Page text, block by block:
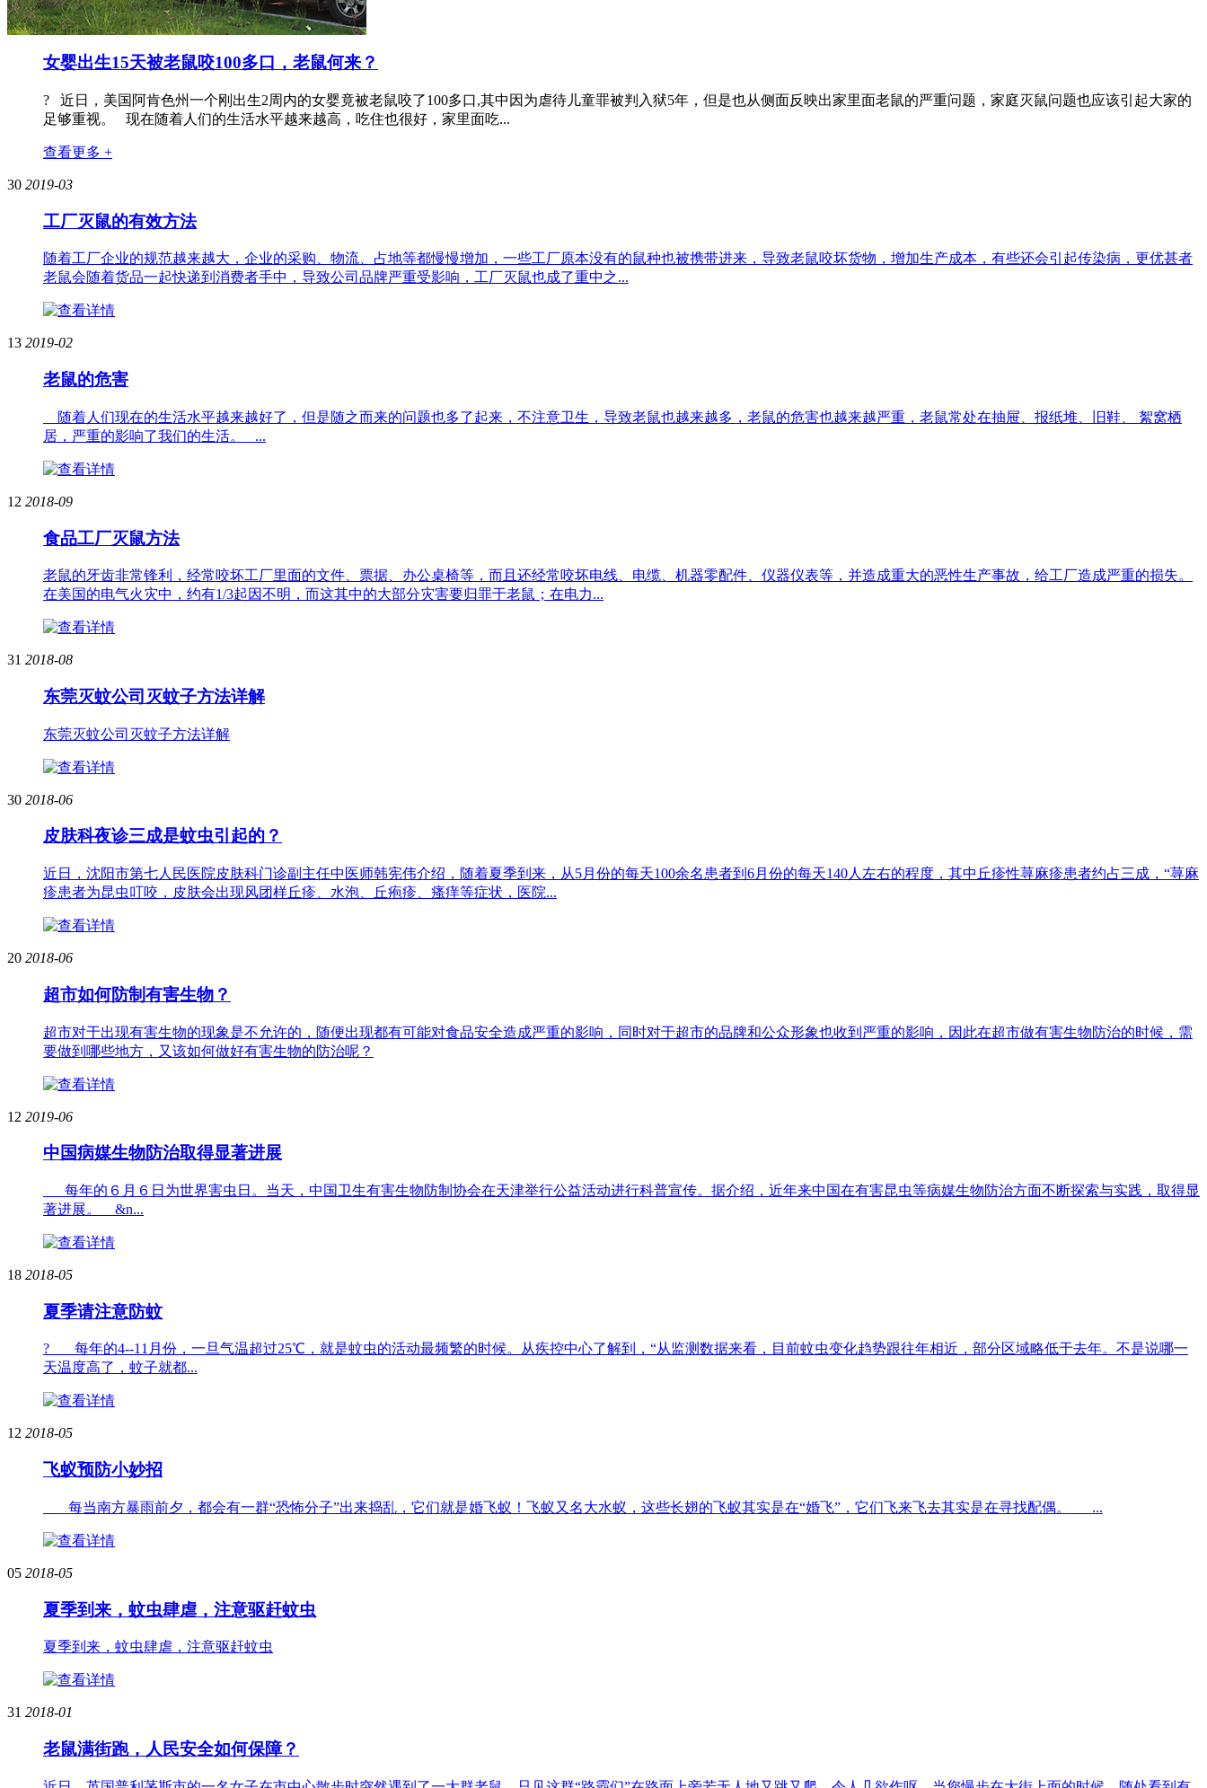
女婴出生15天被老鼠咬100多口，老鼠何来？
? 近日，美国阿肯色州一个刚出生2周内的女婴竟被老鼠咬了100多口,其中因为虐待儿童罪被判入狱5年，但是也从侧面反映出家里面老鼠的严重问题，家庭灭鼠问题也应该引起大家的
足够重视。 现在随着人们的生活水平越来越高，吃住也很好，家里面吃...
查看更多 +
30 2019-03
工厂灭鼠的有效方法
随着工厂企业的规范越来越大，企业的采购、物流、占地等都慢慢增加，一些工厂原本没有的鼠种也被携带进来，导致老鼠咬坏货物，增加生产成本，有些还会引起传染病，更优甚者
老鼠会随着货品一起快递到消费者手中，导致公司品牌严重受影响，工厂灭鼠也成了重中之...
13 2019-02
老鼠的危害
随着人们现在的生活水平越来越好了，但是随之而来的问题也多了起来，不注意卫生，导致老鼠也越来越多，老鼠的危害也越来越严重，老鼠常处在抽屉、报纸堆、旧鞋、 絮窝栖
居，严重的影响了我们的生活。 ...
12 2018-09
食品工厂灭鼠方法
老鼠的牙齿非常锋利，经常咬坏工厂里面的文件、票据、办公桌椅等，而且还经常咬坏电线、电缆、机器零配件、仪器仪表等，并造成重大的恶性生产事故，给工厂造成严重的损失。
在美国的电气火灾中，约有1/3起因不明，而这其中的大部分灾害要归罪于老鼠；在电力...
31 2018-08
东莞灭蚊公司灭蚊子方法详解
东莞灭蚊公司灭蚊子方法详解
30 2018-06
皮肤科夜诊三成是蚊虫引起的？
近日，沈阳市第七人民医院皮肤科门诊副主任中医师韩宪伟介绍，随着夏季到来，从5月份的每天100余名患者到6月份的每天140人左右的程度，其中丘疹性荨麻疹患者约占三成，“荨麻
疹患者为昆虫叮咬，皮肤会出现风团样丘疹、水泡、丘疱疹、瘙痒等症状，医院...
20 2018-06
超市如何防制有害生物？
超市对于出现有害生物的现象是不允许的，随便出现都有可能对食品安全造成严重的影响，同时对于超市的品牌和公众形象也收到严重的影响，因此在超市做有害生物防治的时候，需
要做到哪些地方，又该如何做好有害生物的防治呢？
12 2019-06
中国病媒生物防治取得显著进展
每年的６月６日为世界害虫日。当天，中国卫生有害生物防制协会在天津举行公益活动进行科普宣传。据介绍，近年来中国在有害昆虫等病媒生物防治方面不断探索与实践，取得显
著进展。 &n...
18 2018-05
夏季请注意防蚊
? 每年的4--11月份，一旦气温超过25℃，就是蚊虫的活动最频繁的时候。从疾控中心了解到，“从监测数据来看，目前蚊虫变化趋势跟往年相近，部分区域略低于去年。不是说哪一
天温度高了，蚊子就都...
12 2018-05
飞蚁预防小妙招
每当南方暴雨前夕，都会有一群“恐怖分子”出来捣乱，它们就是婚飞蚁！飞蚁又名大水蚁，这些长翅的飞蚁其实是在“婚飞”，它们飞来飞去其实是在寻找配偶。 ...
05 2018-05
夏季到来，蚊虫肆虐，注意驱赶蚊虫
夏季到来，蚊虫肆虐，注意驱赶蚊虫
31 2018-01
老鼠满街跑，人民安全如何保障？